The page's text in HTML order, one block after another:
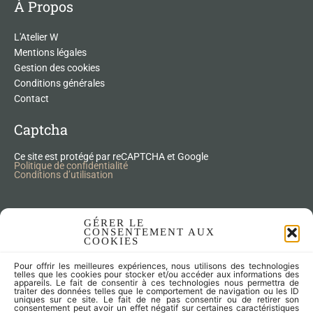
GÉRER LE
CONSENTEMENT AUX
COOKIES
Pour offrir les meilleures expériences, nous utilisons des technologies
telles que les cookies pour stocker et/ou accéder aux informations des
appareils. Le fait de consentir à ces technologies nous permettra de
traiter des données telles que le comportement de navigation ou les ID
uniques sur ce site. Le fait de ne pas consentir ou de retirer son
consentement peut avoir un effet négatif sur certaines caractéristiques
À Propos
L'Atelier W
Mentions légales
Gestion des cookies
Conditions générales
Contact
Captcha
Ce site est protégé par reCAPTCHA et Google
Politique de confidentialité
Conditions d’utilisation
Nos Produits Upcycling
Articles zéro déchet
Fleurs séchées
Lampes